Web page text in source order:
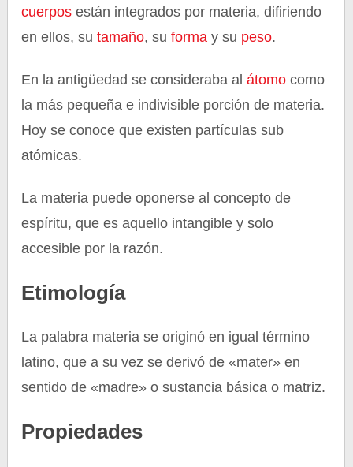
cuerpos están integrados por materia, difiriendo
en ellos, su tamaño, suforma y su peso.
En la antigüedad se consideraba alátomo como
la más pequeña e indivisible porción de materia.
Hoy se conoce que existen partículas sub
atómicas.
La materia puede oponerse al concepto de
espíritu, que es aquello intangible y solo
accesible por la razón.
Etimología
La palabra materia se originó en igual término
latino, que a su vez se derivó de «mater» en
sentido de «madre» o sustancia básica o matriz.
Propiedades